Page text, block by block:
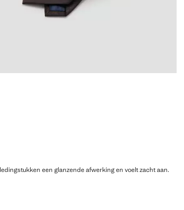
een glanzende afwerking en voelt zacht aan.